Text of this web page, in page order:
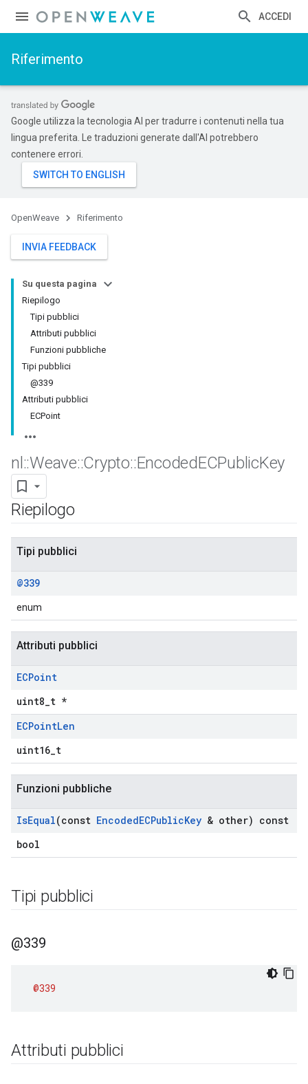
ACCEDI
Riferimento
Google utilizza la tecnologia AI per tradurre i contenuti nella tua
lingua preferita. Le traduzioni generate dall'AI potrebbero
contenere errori.
OpenWeave Riferimento
INVIA FEEDBACK
Su questa pagina
Riepilogo
Tipi pubblici
Attributi pubblici
Funzioni pubbliche
Tipi pubblici
@339
Attributi pubblici
ECPoint
nl ::Weave::Crypto::EncodedECPublicKey
Riepilogo
Tipi pubblici
@339
enum
Attributi pubblici
ECPoint
uint8_t *
ECPointLen
uint16_t
Funzioni pubbliche
IsEqual(const EncodedECPublicKey & other) const
bool
Tipi pubblici
@339
@339
Attributi pubblici